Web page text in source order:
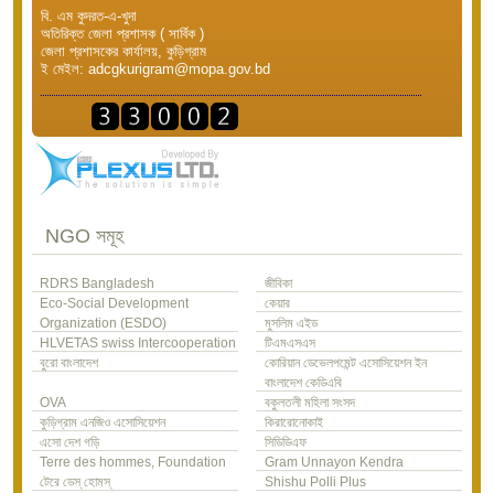
বি. এম কুদরত-এ-খুদা
অতিরিক্ত জেলা প্রশাসক ( সার্বিক )
জেলা প্রশাসকের কার্যালয়, কুড়িগ্রাম
ই মেইল: adcgkurigram@mopa.gov.bd
NGO সমূহ
RDRS Bangladesh
জীবিকা
Eco-Social Development
Organization (ESDO)
কেয়ার
মুসলিম এইড
HLVETAS swiss Intercooperation
টিএমএসএস
বুরো বাংলাদেশ
কোরিয়ান ডেভেলপমেন্ট এসোসিয়েশন ইন
বাংলাদেশ কেডিএবি
OVA
বকুলতলী মহিলা সংসদ
কুড়িগ্রাম এনজিও এসোসিয়েশন
কিরারোনোকাই
এসো দেশ গড়ি
সিডিডিএফ
Terre des hommes, Foundation
টেরে ডেস্ হোমস্
Gram Unnayon Kendra
Shishu Polli Plus